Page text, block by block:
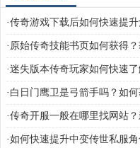
·传奇游戏下载后如何快速提升
· 原始传奇技能书页如何获得
·迷失版本传奇玩家如何快速
途径？
· 白日门鹰卫是弓箭手吗？如
·传奇开服一般在哪里找网站
开服信息？
·如何快速提升中变传世私服角